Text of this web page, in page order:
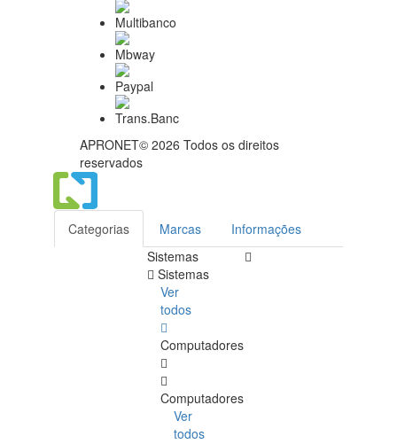
APRONET© 2026 Todos os direitos
reservados
Categorias Marcas
Informações
Sistemas
Sistemas
Ver
todos
Computadores
Computadores
Ver
todos